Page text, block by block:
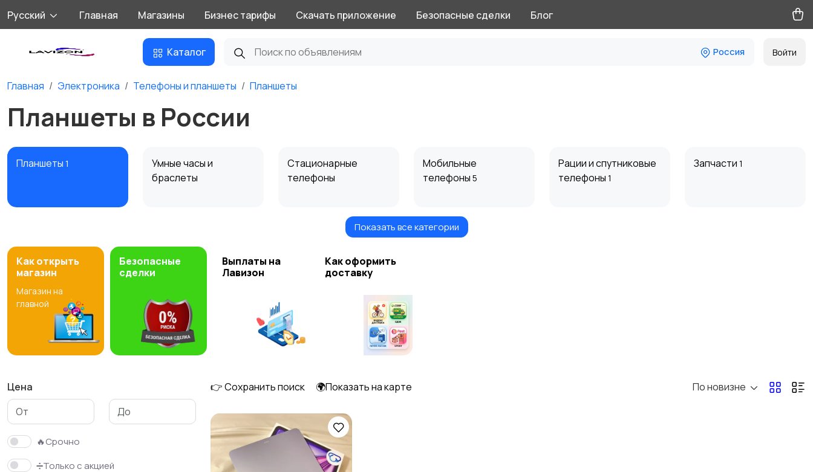
Русский Главная Магазины Бизнес тарифы Скачать приложение Безопасные сделки Блог
Каталог Россия Войти
Главная Электроника Телефоны и планшеты Планшеты
Планшеты в России
Планшеты 1
Умные часы и
браслеты
Стационарные
телефоны
Мобильные
телефоны 5
Рации и спутниковые
телефоны 1
Запчасти 1
аккумуляторы1
Аксессуары
Показать все категории
Как открыть
магазин
Магазин на
главной
Безопасные
сделки
Выплаты на
Лавизон
Как оформить
доставку
Цена
🔥Срочно
➗Только с акцией
👉 Сохранить поиск 🌍Показать на карте По новизне